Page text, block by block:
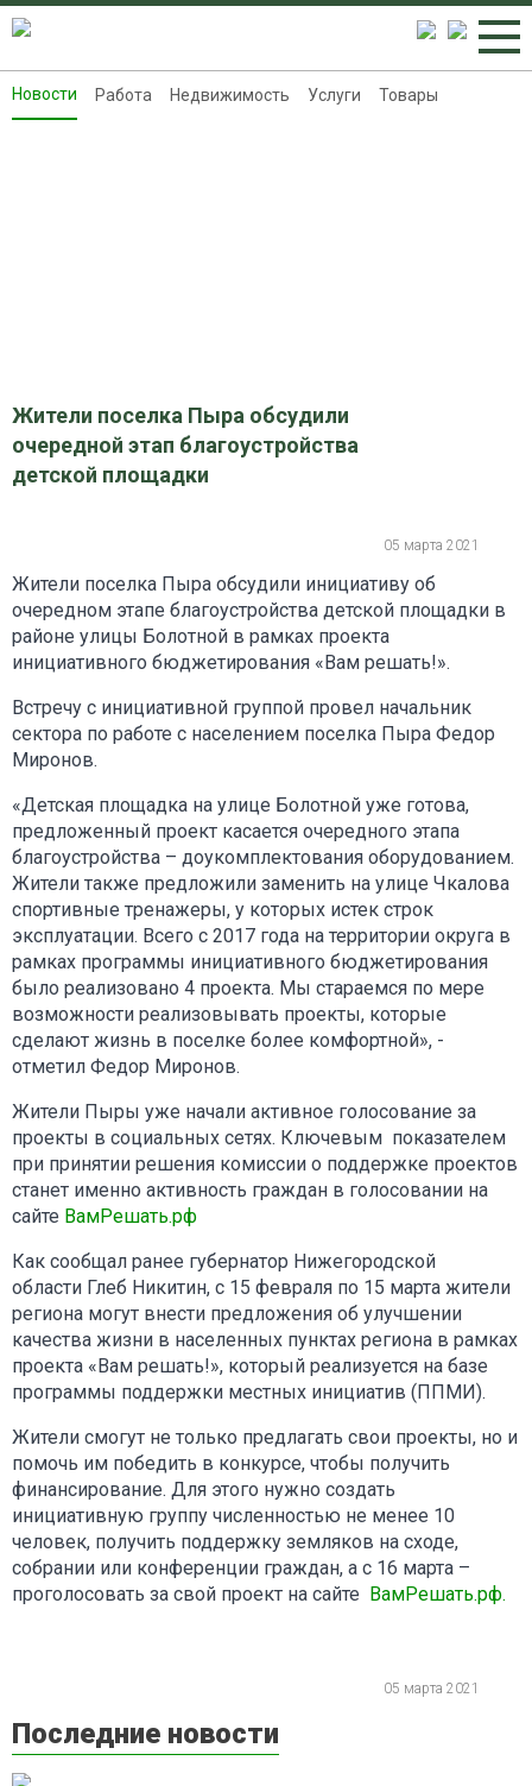
Новости
Новости Работа Недвижимость Услуги Товары
Жители поселка Пыра обсудили
очередной этап благоустройства
детской площадки
05 марта 2021
Жители поселка Пыра обсудили инициативу об
очередном этапе благоустройства детской площадки в
районе улицы Болотной в рамках проекта
инициативного бюджетирования «Вам решать!».
Встречу с инициативной группой провел начальник
сектора по работе с населением поселка Пыра Федор
Миронов.
«Детская площадка на улице Болотной уже готова,
предложенный проект касается очередного этапа
благоустройства – доукомплектования оборудованием.
Жители также предложили заменить на улице Чкалова
спортивные тренажеры, у которых истек строк
эксплуатации. Всего с 2017 года на территории округа в
рамках программы инициативного бюджетирования
было реализовано 4 проекта. Мы стараемся по мере
возможности реализовывать проекты, которые
сделают жизнь в поселке более комфортной», -
отметил Федор Миронов.
Жители Пыры уже начали активное голосование за
проекты в социальных сетях. Ключевым показателем
при принятии решения комиссии о поддержке проектов
станет именно активность граждан в голосовании на
сайте ВамРешать.рф
Как сообщал ранее губернатор Нижегородской
области Глеб Никитин, с 15 февраля по 15 марта жители
региона могут внести предложения об улучшении
качества жизни в населенных пунктах региона в рамках
проекта «Вам решать!», который реализуется на базе
программы поддержки местных инициатив (ППМИ).
Жители смогут не только предлагать свои проекты, но и
помочь им победить в конкурсе, чтобы получить
финансирование. Для этого нужно создать
инициативную группу численностью не менее 10
человек, получить поддержку земляков на сходе,
собрании или конференции граждан, а с 16 марта –
проголосовать за свой проект на сайте ВамРешать.рф.
05 марта 2021
Последние новости